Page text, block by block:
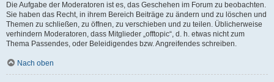
Die Aufgabe der Moderatoren ist es, das Geschehen im Forum zu beobachten.
Sie haben das Recht, in ihrem Bereich Beiträge zu ändern und zu löschen und
Themen zu schließen, zu öffnen, zu verschieben und zu teilen. Üblicherweise
verhindern Moderatoren, dass Mitglieder „offtopic“, d. h. etwas nicht zum
Thema Passendes, oder Beleidigendes bzw. Angreifendes schreiben.
Nach oben